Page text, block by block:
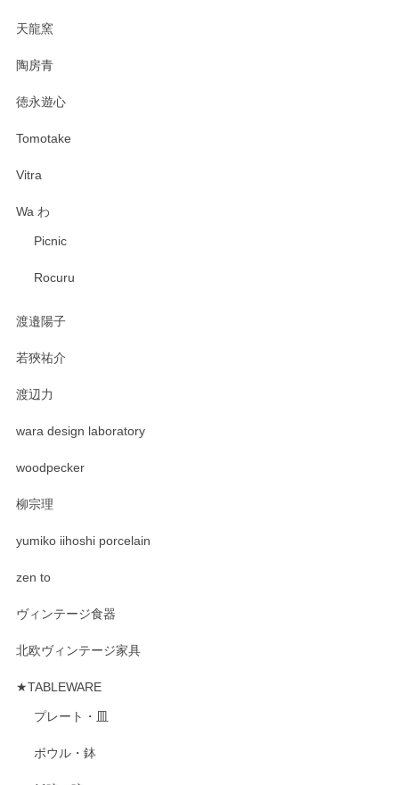
天龍窯
陶房青
徳永遊心
Tomotake
Vitra
Wa わ
Picnic
Rocuru
渡邉陽子
若狹祐介
渡辺力
wara design laboratory
woodpecker
柳宗理
yumiko iihoshi porcelain
zen to
ヴィンテージ食器
北欧ヴィンテージ家具
★TABLEWARE
プレート・皿
ボウル・鉢